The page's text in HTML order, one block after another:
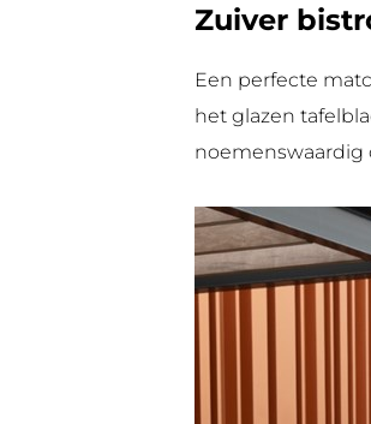
Zuiver
Een perfecte
het glazen
noemenswaardig